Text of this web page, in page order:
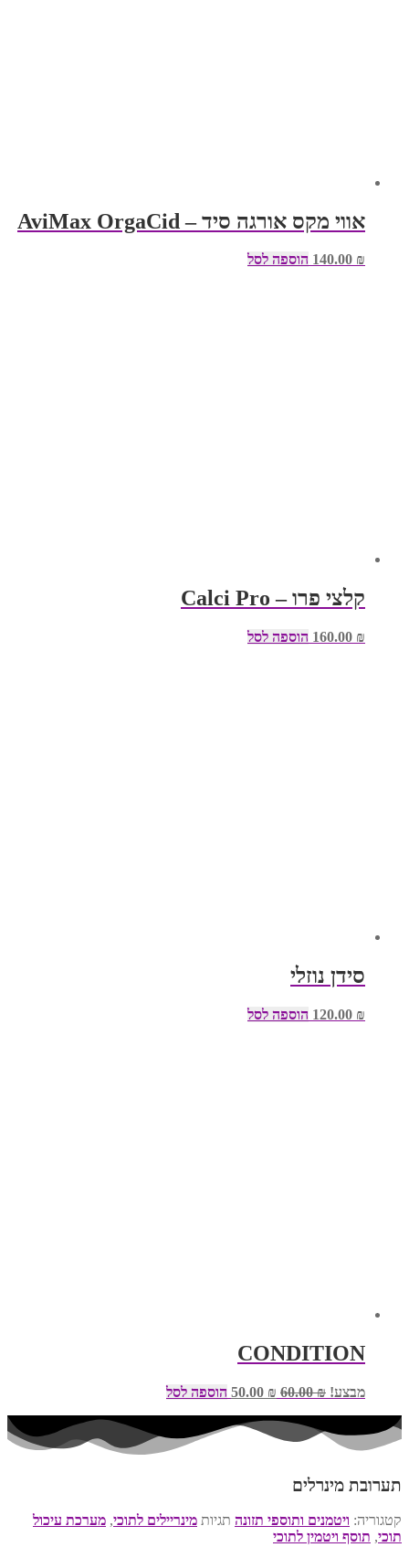
אווי מקס אורגה סיד – AviMax OrgaCid
₪ הוספה לסל
קלצי פרו – Calci Pro
₪ הוספה לסל
סידן נוזלי
₪ הוספה לסל
CONDITION
מבצע! ₪
60.00
המחיר
היה:
₪ 60.00.
₪
המחיר
הוא:
הוספה לסל
תערובת מינרלים
קטגוריה: ויטמנים ותוספי תזונה תגיות מינריילים לתוכי, מערכת עיכול
תוכי, תוסף ויטמין לתוכי